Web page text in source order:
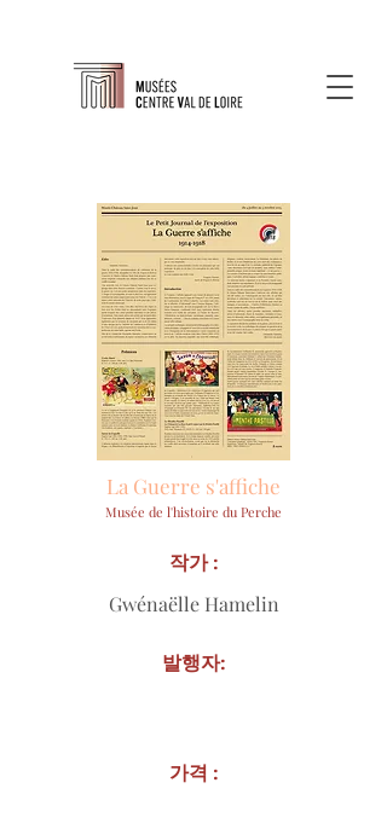
La Guerre s'affiche
Musée de l'histoire du Perche
Gwénaëlle Hamelin
작가 :
발행자:
가격 :